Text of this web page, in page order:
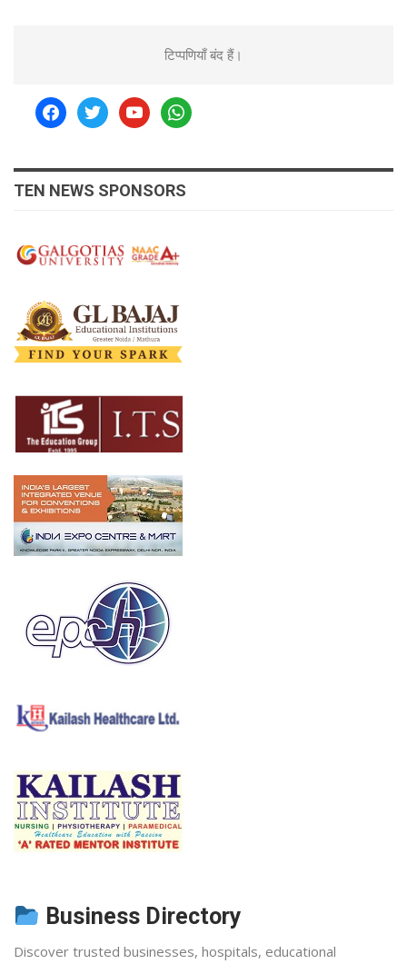
टिप्पणियाँ बंद हैं।
facebooktwitteryoutubewhatsapp
TEN NEWS SPONSORS
Business Directory
Discover trusted businesses, hospitals, educational